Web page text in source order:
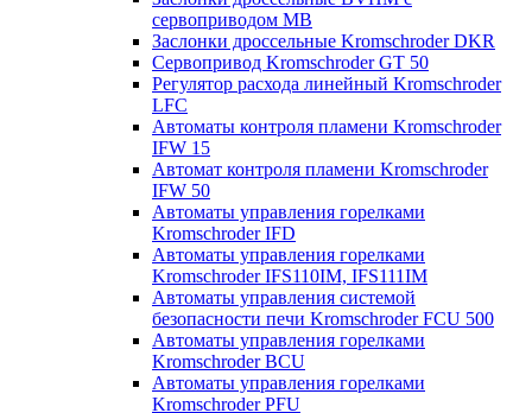
сервоприводом МВ
Заслонки дроссельные Kromschroder DKR
Cервопривод Kromschroder GT 50
Регулятор расхода линейный Kromschroder
LFC
Автоматы контроля пламени Kromschroder
IFW 15
Автомат контроля пламени Kromschroder
IFW 50
Автоматы управления горелками
Kromschroder IFD
Автоматы управления горелками
Kromschroder IFS110IM, IFS111IM
Автоматы управления системой
безопасности печи Kromschroder FCU 500
Автоматы управления горелками
Kromschroder BCU
Автоматы управления горелками
Kromschroder PFU